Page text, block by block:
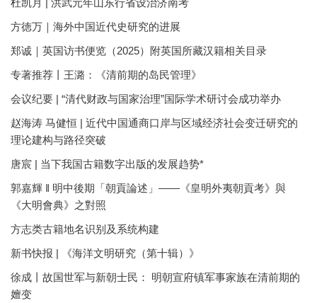
杜凯月 | 洪武元年山东行省设治济南考
方徳万｜海外中国近代史研究的进展
郑诚｜英国访书便览（2025）附英国所藏汉籍相关目录
专著推荐丨王潞：《清前期的岛民管理》
会议纪要 | “清代财政与国家治理”国际学术研讨会成功举办
赵海涛 马健恒 | 近代中国通商口岸与区域经济社会变迁研究的
理论建构与路径突破
唐宸 | 当下我国古籍数字出版的发展趋势*
郭嘉輝 ‖ 明中後期「朝貢論述」——《皇明外夷朝貢考》與
《大明會典》之對照
方志类古籍地名识别及系统构建
新书快报 | 《海洋文明研究（第十辑）》
徐成丨故国世军与新朝士民： 明朝宣府镇军事家族在清前期的
嬗变